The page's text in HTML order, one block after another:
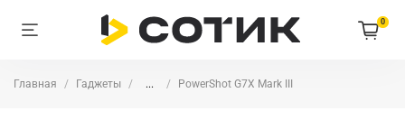
0
Главная Гаджеты ... PowerShot G7X Mark III